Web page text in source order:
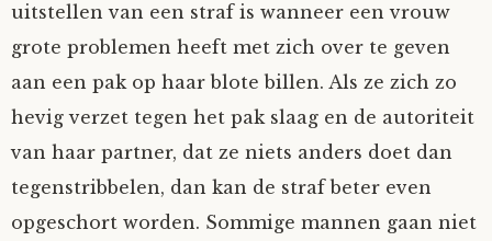
uitstellen van een straf is wanneer een vrouw
grote problemen heeft met zich over te geven
aan een pak op haar blote billen. Als ze zich zo
hevig verzet tegen het pak slaag en de autoriteit
van haar partner, dat ze niets anders doet dan
tegenstribbelen, dan kan de straf beter even
opgeschort worden. Sommige mannen gaan niet